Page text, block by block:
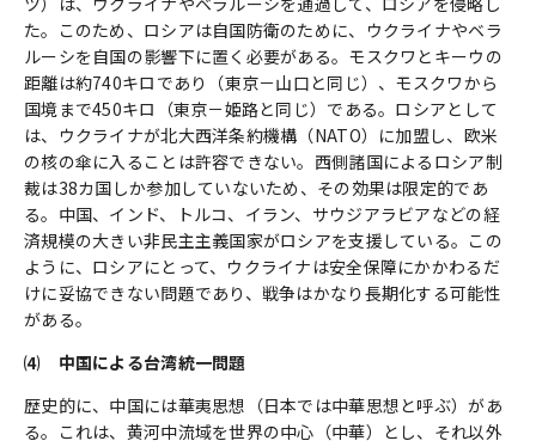
た。このため、ロシアは自国防衛のために、ウクライナやベラ
ルーシを自国の影響下に置く必要がある。モスクワとキーウの
距離は約740キロであり（東京－山口と同じ）、モスクワから
国境まで450キロ（東京－姫路と同じ）である。ロシアとして
は、ウクライナが北大西洋条約機構（NATO）に加盟し、欧米
の核の傘に入ることは許容できない。西側諸国によるロシア制
裁は38カ国しか参加していないため、その効果は限定的であ
る。中国、インド、トルコ、イラン、サウジアラビアなどの経
済規模の大きい非民主主義国家がロシアを支援している。この
ように、ロシアにとって、ウクライナは安全保障にかかわるだ
けに妥協できない問題であり、戦争はかなり長期化する可能性
がある。
⑷ 中国による台湾統一問題
歴史的に、中国には華夷思想（日本では中華思想と呼ぶ）があ
る。これは、黄河中流域を世界の中心（中華）とし、それ以外